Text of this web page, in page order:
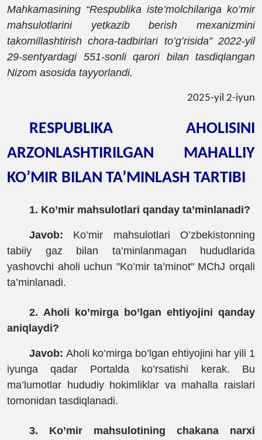
Mahkamasining “Respublika iste’molchilariga ko’mir
mahsulotlarini yetkazib berish mexanizmini
takomillashtirish chora-tadbirlari to’g’risida” 2022-yil
29-sentyardagi 551-sonli qarori bilan tasdiqlangan
Nizom asosida tayyorlandi.
2025-yil 2-iyun
RESPUBLIKA AHOLISINI
ARZONLASHTIRILGAN MAHALLIY
KO’MIR BILAN TA’MINLASH TARTIBI
1. Ko’mir mahsulotlari qanday ta’minlanadi?
Javob: Ko’mir mahsulotlari O’zbekistonning
tabiiy gaz bilan ta’minlanmagan hududlarida
yashovchi aholi uchun "Ko’mir ta’minot" MChJ orqali
ta’minlanadi.
2. Aholi ko’mirga bo’lgan ehtiyojini qanday
aniqlaydi?
Javob: Aholi ko’mirga bo’lgan ehtiyojini har yili 1
iyunga qadar Portalda ko’rsatishi kerak. Bu
ma’lumotlar hududiy hokimliklar va mahalla raislari
tomonidan tasdiqlanadi.
3. Ko’mir mahsulotining chakana narxi